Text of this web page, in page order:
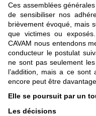
Ces assemblées
de sensibiliser nos
brièvement évoqué, mais
que victimes ou
CAVAM nous entendons
conducteur le postulat
ne sont pas seulement
l’addition, mais a ce sont
encore peut être
Elle se poursuit par un
Les décisions